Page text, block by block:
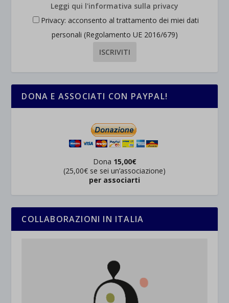
Leggi qui l'informativa sulla privacy
Privacy: acconsento al trattamento dei miei dati
personali (Regolamento UE 2016/679)
DONA E ASSOCIATI CON PAYPAL!
Dona 15,00€
(25,00€ se sei un’associazione)
per associarti
COLLABORAZIONI IN ITALIA